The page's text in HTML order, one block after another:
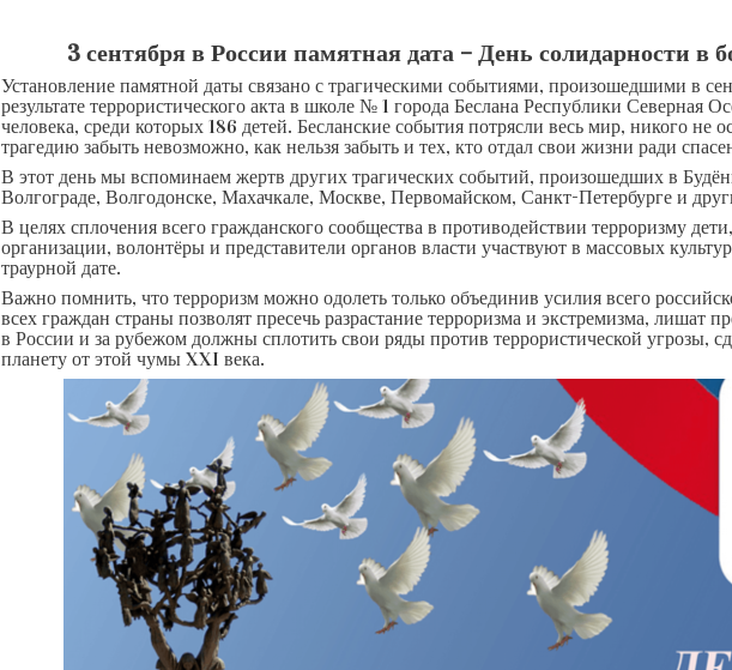
3 сентября в России памятная дата – День солидарности в
Установление памятной даты связано с трагическими событиями, произошедшими в
результате террористического акта в школе № 1 города Беслана Республики Северная
человека, среди которых 186 детей. Бесланские события потрясли весь мир, никого не
трагедию забыть невозможно, как нельзя забыть и тех, кто отдал свои жизни ради
В этот день мы вспоминаем жертв других трагических событий, произошедших в
Волгограде, Волгодонске, Махачкале, Москве, Первомайском, Санкт-Петербурге и
В целях сплочения всего гражданского сообщества в противодействии терроризму
организации, волонтёры и представители органов власти участвуют в массовых
траурной дате.
Важно помнить, что терроризм можно одолеть только объединив усилия всего
всех граждан страны позволят пресечь разрастание терроризма и экстремизма, лишат
в России и за рубежом должны сплотить свои ряды против террористической угрозы,
планету от этой чумы XXI века.